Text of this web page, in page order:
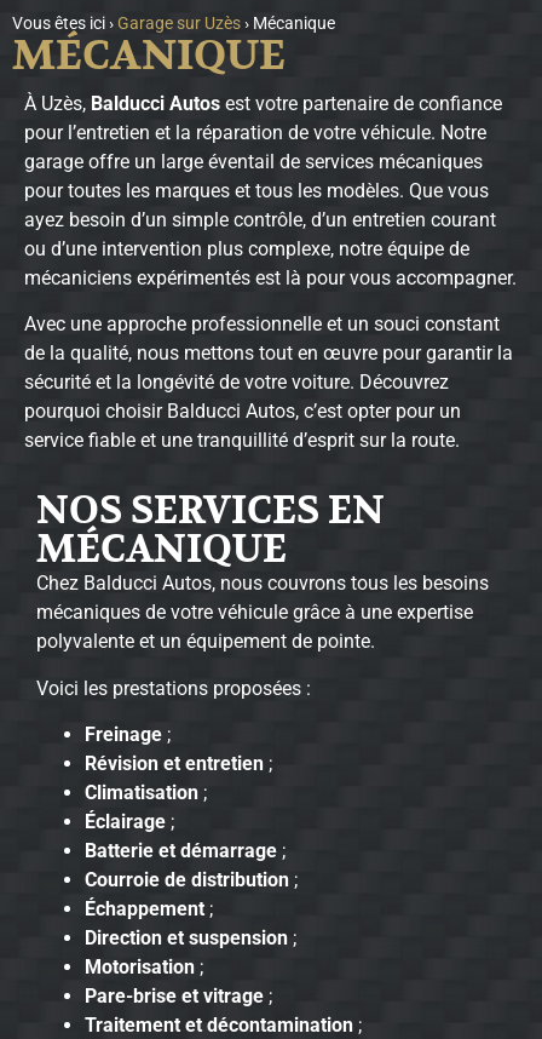
Vous êtes ici ›Garage sur Uzès› Mécanique
MÉCANIQUE
À Uzès, Balducci Autos est votre partenaire de confiance
pour l’entretien et la réparation de votre véhicule. Notre
garage offre un large éventail de services mécaniques
pour toutes les marques et tous les modèles. Que vous
ayez besoin d’un simple contrôle, d’un entretien courant
ou d’une intervention plus complexe, notre équipe de
mécaniciens expérimentés est là pour vous accompagner.
Avec une approche professionnelle et un souci constant
de la qualité, nous mettons tout en œuvre pour garantir la
sécurité et la longévité de votre voiture. Découvrez
pourquoi choisir Balducci Autos, c’est opter pour un
service fiable et une tranquillité d’esprit sur la route.
NOS SERVICES EN
MÉCANIQUE
Chez Balducci Autos, nous couvrons tous les besoins
mécaniques de votre véhicule grâce à une expertise
polyvalente et un équipement de pointe.
Voici les prestations proposées :
Freinage ;
Révision et entretien ;
Climatisation ;
Éclairage ;
Batterie et démarrage ;
Courroie de distribution ;
Échappement ;
Direction et suspension ;
Motorisation ;
Pare-brise et vitrage ;
Traitement et décontamination ;